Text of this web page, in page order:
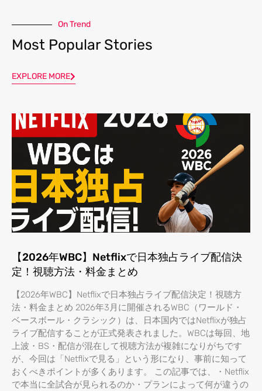
On Trend
Most Popular Stories
EXPLORE MORE
【2026年WBC】Netflixで日本独占ライブ配信決
定！視聴方法・料金まとめ
【2026年WBC】Netflixで日本独占ライブ配信決定！視聴方
法・料金まとめ 2026年3月に開催されるWBC（ワールド・
ベースボール・クラシック）は、日本国内ではNetflixが独占
ライブ配信することが正式発表されました。WBCは毎回、地
上波・BS・配信が混在して視聴方法が複雑になりがちです
が、今回は「Netflixで見る」という形になり、事前に知って
おくべきポイントが多くあります。 この記事では、・Netflix
で本当に全試合が見られるのか・プランによって何が違うの